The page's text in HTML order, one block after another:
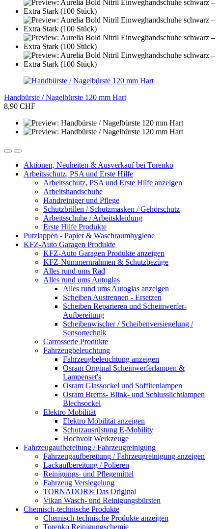
Handbürste / Nagelbürste 120 mm Hart
8,90 CHF
Aktionen, Neuheiten & Ausverkauf bei Torenko
Arbeitsschutz, PSA und Erste Hilfe
Arbeitsschutz, PSA und Erste Hilfe anzeigen
Arbeitshandschuhe
Handreiniger und Pflege
Schutzbrillen / Schutzmasken / Gehörschutz
Arbeitsschuhe / Arbeitskleidung
Erste Hilfe Produkte
Putzlappen - Papier & Waschraumhygiene
KFZ-Auto Garagen Produkte
KFZ-Auto Garagen Produkte anzeigen
KFZ-Nummernrahmen & Schutzbezüge
Alles rund ums Rad
Alles rund ums Autoglas
Alles rund ums Autoglas anzeigen
Scheiben Austrennen - Ersetzen
Scheiben Reparieren und Scheinwerfer-
Aufbereitung
Scheibenwischer / Scheibenversiegelung /
Sensortechnik
Carrosserie Produkte
Fahrzeugbeleuchtung
Fahrzeugbeleuchtung anzeigen
Osram Original Scheinwerferlampen &
Lampenset's
Osram Glassockel und Soffitenlampen
Osram Brems- Blink- und Schlusslichtlampen
Blechsockel
Elektro Mobilität
Elektro Mobilität anzeigen
Schutzausrüstung E-Mobility
Hochvolt Werkzeuge
Fahrzeugaufbereitung / Fahrzeugreinigung
Fahrzeugaufbereitung / Fahrzeugreinigung anzeigen
Lackaufbereitung / Polieren
Reinigungs- und Pflegemittel
Fahrzeug Versiegelung
TORNADOR® Das Original
Vikan Wasch- und Reinigungsbürsten
Chemisch-technische Produkte
Chemisch-technische Produkte anzeigen
Torenko Reinigungschemie